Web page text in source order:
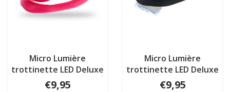
Micro Lumière
trottinette LED Deluxe
Rose
€9,95
Micro Lumière
trottinette LED Deluxe
Noir
€9,95